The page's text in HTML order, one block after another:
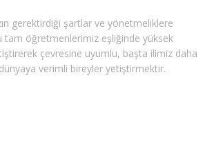
gerektirdiği şartlar ve yönetmeliklere
tam öğretmenlerimiz eşliğinde yüksek
çevresine uyumlu, başta ilimiz daha
verimli bireyler yetiştirmektir.